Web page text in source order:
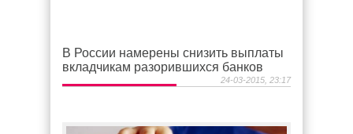
Исмагил Шангареев. В поисках внутренней
В России намерены снизить выплаты
вкладчикам разорившихся банков
24-03-2015, 23:17